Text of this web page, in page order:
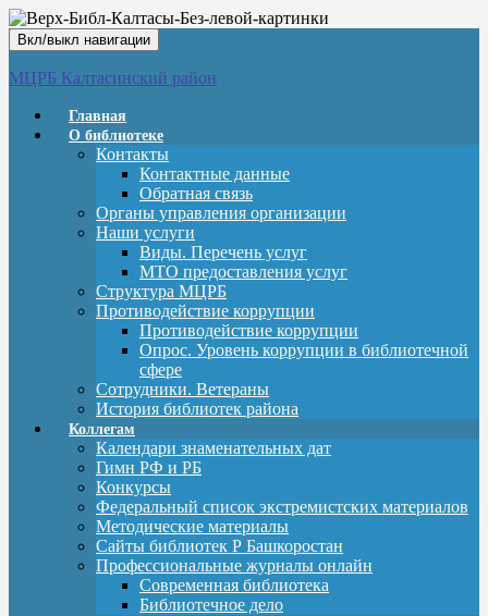
Вкл/выкл навигации
МЦРБ Калтасинский район
Главная
О библиотеке
Контакты
Контактные данные
Обратная связь
Органы управления организации
Наши услуги
Виды. Перечень услуг
МТО предоставления услуг
Структура МЦРБ
Противодействие коррупции
Противодействие коррупции
Опрос. Уровень коррупции в библиотечной
сфере
Сотрудники. Ветераны
История библиотек района
Коллегам
Календари знаменательных дат
Гимн РФ и РБ
Конкурсы
Федеральный список экстремистских материалов
Методические материалы
Сайты библиотек Р Башкоростан
Профессиональные журналы онлайн
Современная библиотека
Библиотечное дело